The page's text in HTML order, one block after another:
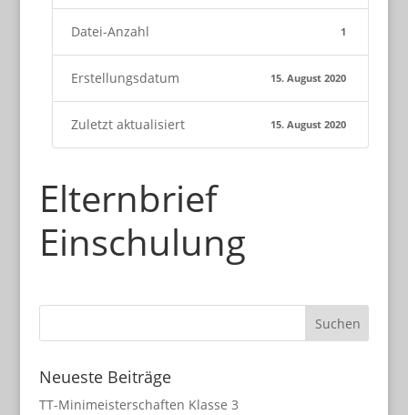
Datei-Anzahl 1
Erstellungsdatum 15. August 2020
Zuletzt aktualisiert 15. August 2020
Elternbrief
Einschulung
Neueste Beiträge
TT-Minimeisterschaften Klasse 3